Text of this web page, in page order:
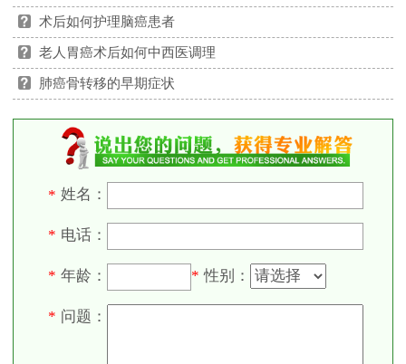
术后如何护理脑癌患者
老人胃癌术后如何中西医调理
肺癌骨转移的早期症状
* 姓名：
* 电话：
* 年龄： * 性别：
* 问题：